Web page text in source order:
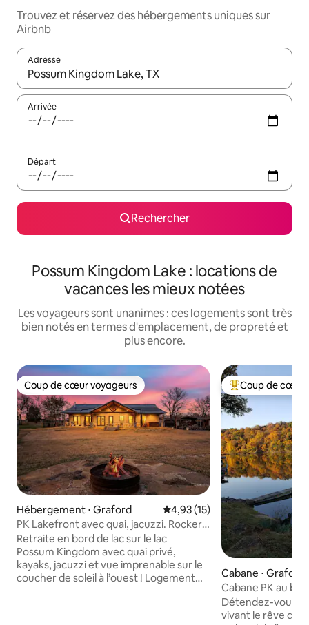
Trouvez et réservez des hébergements uniques sur
Airbnb
Adresse
Lorsque les résultats s'affichent, utilisez les flèches vers le
Arrivée
Départ
Rechercher
Possum Kingdom Lake : locations de
vacances les mieux notées
Les voyageurs sont unanimes : ces logements sont très
bien notés en termes d'emplacement, de propreté et
plus encore.
Coup de cœur voyageurs
Coup de cœur voyageurs
Hébergement ⋅ Graford Évaluation moyenne sur la
4,93 (15)
PK Lakefront avec quai, jacuzzi. Rocker
B-8min
Retraite en bord de lac sur le lac
Possum Kingdom avec quai privé,
kayaks, jacuzzi et vue imprenable sur le
coucher de soleil à l’ouest ! Logement
Coups de cœur
Coup de cœur
Cabane ⋅ Graford
Cabane PK au
un million de
Détendez-vous
vivant le rêve de